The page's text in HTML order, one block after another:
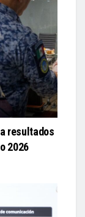
resultados
2026